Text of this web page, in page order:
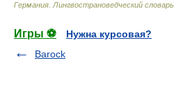
Германия. Лингвострановедческий словарь
Игры ⚽
Нужна курсовая?
Barock